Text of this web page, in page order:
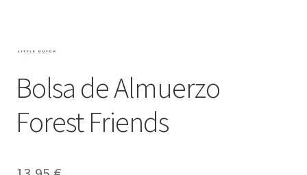
Bolsa de Almuerzo
Forest Friends